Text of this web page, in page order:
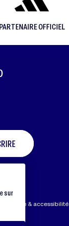
PARTENAIRE OFFICIEL
Aide & accessibilité
sur